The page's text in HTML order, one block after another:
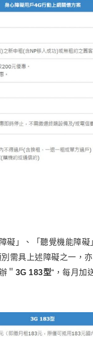
礙」、「聽覺機能障
需具上述障礙之一，
＂ 3G 183型“，每月加